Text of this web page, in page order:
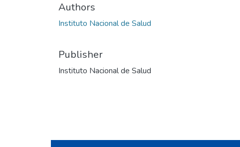
Authors
Instituto Nacional de Salud
Publisher
Instituto Nacional de Salud